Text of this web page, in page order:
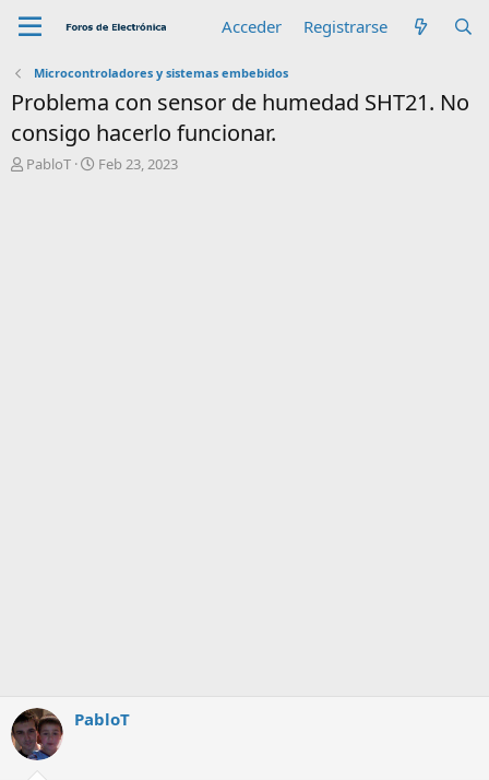
Acceder Registrarse
Microcontroladores y sistemas embebidos
Problema con sensor de humedad SHT21. No
consigo hacerlo funcionar.
A
PabloT
F
Feb 23, 2023
PabloT